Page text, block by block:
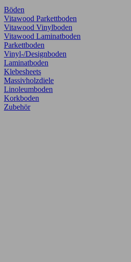
Böden
Vitawood Parkettboden
Vitawood Vinylboden
Vitawood Laminatboden
Parkettboden
Vinyl-/Designboden
Laminatboden
Klebesheets
Massivholzdiele
Linoleumboden
Korkboden
Zubehör